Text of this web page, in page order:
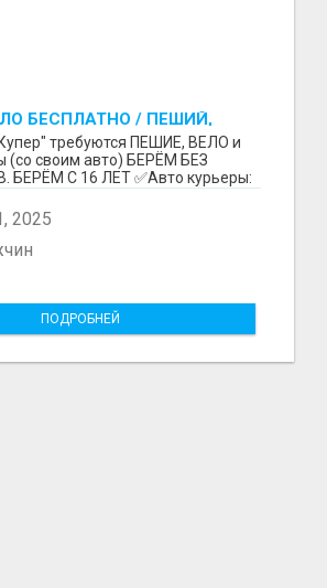
БЕСПЛАТНО / ПЕШИЙ,
/ БЕРЕМ БЕЗ
/ ЛЮБОЙ РАЙОН / С 16 ЛЕТ
требуются ПЕШИЕ, ВЕЛО и
(со своим авто) БЕРЁМ БЕЗ
С 16 ЛЕТ ✅Авто курьеры:
2025
ПОДРОБНЕЙ